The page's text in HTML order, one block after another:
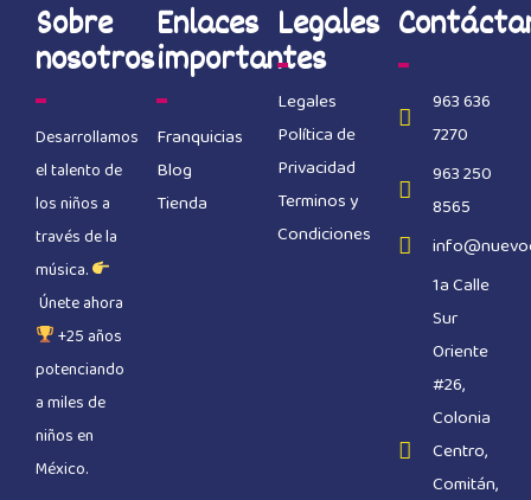
Sobre
nosotros
Desarrollamos
el talento de
los niños a
través de la
música.
Únete ahora
+25 años
potenciando
a miles de
niños en
México.
Enlaces
importantes
Franquicias
Blog
Tienda
Legales
Legales
Política de
Privacidad
Terminos y
Condiciones
963 636
7270
963 250
8565
1a Calle
Sur
Oriente
#26,
Colonia
Centro,
Comitán,